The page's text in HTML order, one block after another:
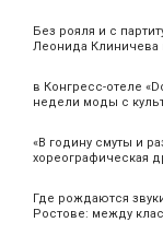
Без рояля и с
Леонида Клиничева
в Конгресс-отеле
недели моды с
«В годину смуты и
хореографическая
Где рождаются
Ростове: между